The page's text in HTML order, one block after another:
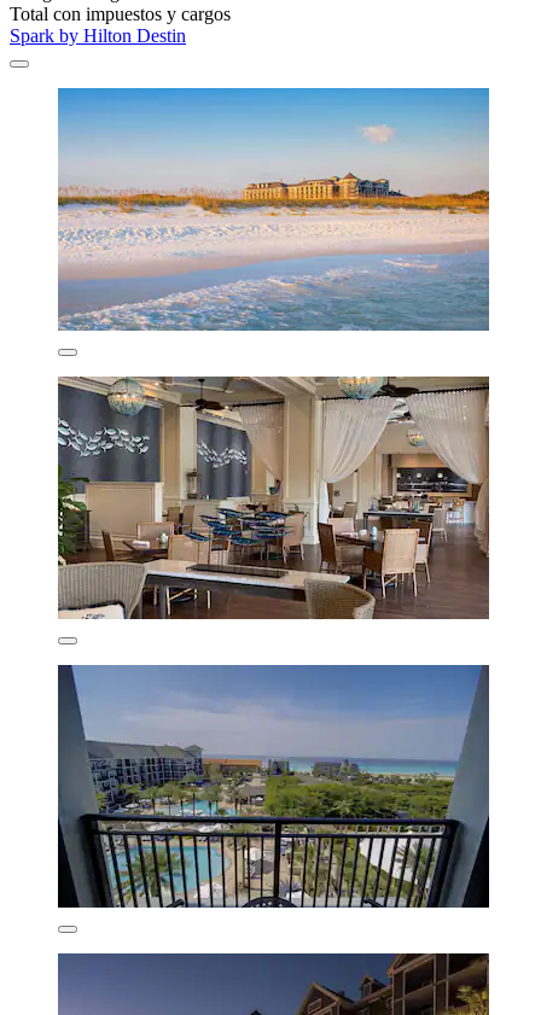
Total con impuestos y cargos
Spark by Hilton Destin